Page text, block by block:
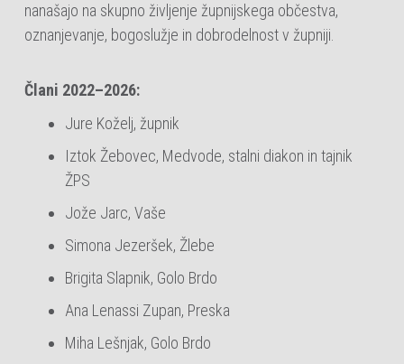
nanašajo na skupno življenje župnijskega občestva,
oznanjevanje, bogoslužje in dobrodelnost v župniji.
Člani 2022–2026:
Jure Koželj, župnik
Iztok Žebovec, Medvode, stalni diakon in tajnik
ŽPS
Jože Jarc, Vaše
Simona Jezeršek, Žlebe
Brigita Slapnik, Golo Brdo
Ana Lenassi Zupan, Preska
Miha Lešnjak, Golo Brdo